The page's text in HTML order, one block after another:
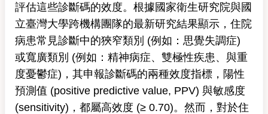
評估這些診斷碼的效度。根據國家衛生研究院與國
立臺灣大學跨機構團隊的最新研究結果顯示，住院
病患常見診斷中的狹窄類別 (例如：思覺失調症)
或寬廣類別 (例如：精神病症、雙極性疾患、與重
度憂鬱症)，其申報診斷碼的兩種效度指標，陽性
預測值 (positive predictive value, PPV) 與敏感度
(sensitivity)，都屬高效度 (≥ 0.70)。然而，對於住